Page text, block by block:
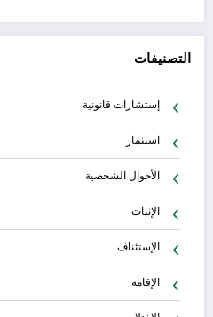
التصنيفات
إستشارات قانونية
استثمار
الأحوال الشخصية
الإثبات
الإستئناف
الإقامة